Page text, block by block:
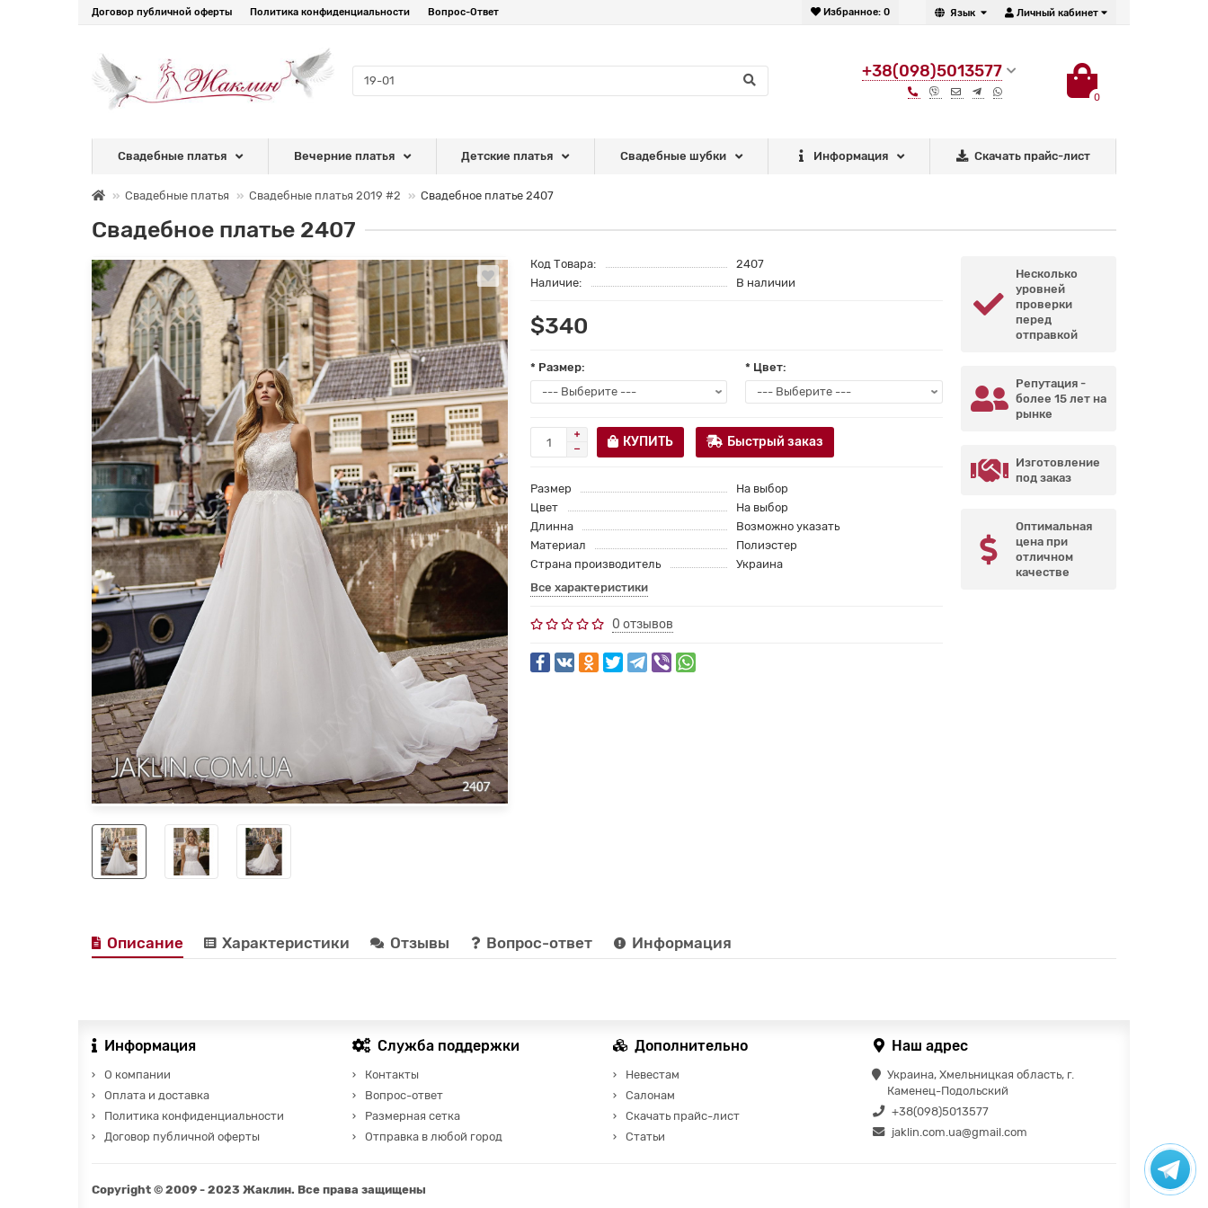
Личный кабинет
Язык
Избранное: 0
Договор публичной оферты Политика конфиденциальности Вопрос-Ответ
+38(098)5013577
0
Свадебные платья Вечерние платья Детские платья Свадебные шубки Информация Скачать прайс-лист
Свадебные платья Свадебные платья 2019 #2 Свадебное платье 2407
Свадебное платье 2407
Код Товара:
2407
Наличие:
В наличии
$340
* Размер: * Цвет:
КУПИТЬ Быстрый заказ
Размер
На выбор
Цвет
На выбор
Длинна
Возможно указать
Материал
Полиэстер
Страна производитель
Украина
Все характеристики
0 отзывов
Несколько
уровней
проверки
перед
отправкой
Репутация -
более 15 лет на
рынке
Изготовление
под заказ
Оптимальная
цена при
отличном
качестве
Описание Характеристики Отзывы Вопрос-ответ Информация
Информация
О компании
Оплата и доставка
Политика конфиденциальности
Договор публичной оферты
Служба поддержки
Контакты
Вопрос-ответ
Размерная сетка
Отправка в любой город
Дополнительно
Невестам
Салонам
Скачать прайс-лист
Статьи
Наш адрес
Украина, Хмельницкая область, г.
Каменец-Подольский
+38(098)5013577
jaklin.com.ua@gmail.com
Copyright © 2009 - 2023 Жаклин. Все права защищены